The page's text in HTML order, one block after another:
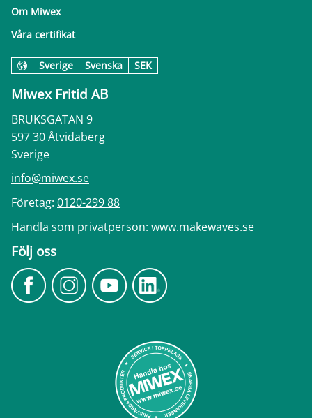
Om Miwex
Våra certifikat
Sverige Svenska SEK
Miwex Fritid AB
BRUKSGATAN 9
597 30 Åtvidaberg
Sverige
info@miwex.se
Företag: 0120-299 88
Handla som privatperson: www.makewaves.se
Följ oss